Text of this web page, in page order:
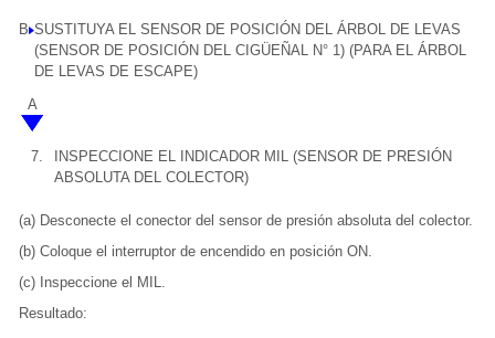
B SUSTITUYA EL SENSOR DE POSICIÓN DEL ÁRBOL DE LEVAS
(SENSOR DE POSICIÓN DEL CIGÜEÑAL N° 1) (PARA EL ÁRBOL
DE LEVAS DE ESCAPE)
A
7.
INSPECCIONE EL INDICADOR MIL (SENSOR DE PRESIÓN
ABSOLUTA DEL COLECTOR)
(a) Desconecte el conector del sensor de presión absoluta del colector.
(b) Coloque el interruptor de encendido en posición ON.
(c) Inspeccione el MIL.
Resultado: